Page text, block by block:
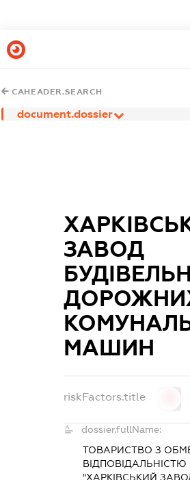
CAHEADER.SEARCH
document.dossier
ЗАВОД
МАШИН
riskFactors.title
dossier.fullName:
ТОВАРИСТВО З
ВІДПОВІДАЛЬНІСТЮ
"ХАРКІВСЬКИЙ